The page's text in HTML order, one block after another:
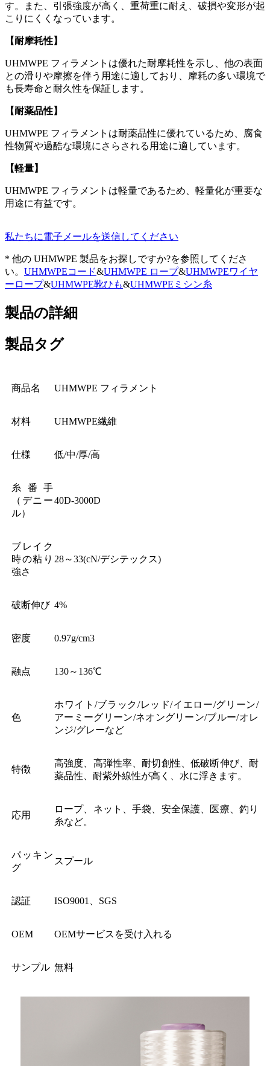
す。また、引張強度が高く、重荷重に耐え、破損や変形が起
こりにくくなっています。
【耐摩耗性】
UHMWPE フィラメントは優れた耐摩耗性を示し、他の表面
との滑りや摩擦を伴う用途に適しており、摩耗の多い環境で
も長寿命と耐久性を保証します。
【耐薬品性】
UHMWPE フィラメントは耐薬品性に​​優れているため、腐食
性物質や過酷な環境にさらされる用途に適しています。
【軽量】
UHMWPE フィラメントは軽量であるため、軽量化が重要な
用途に有益です。
私たちに電子メールを送信してください
* 他の UHMWPE 製品をお探しですか?を参照してくださ
い。 UHMWPEコード&UHMWPE ロープ&UHMWPEワイヤ
ーロープ&UHMWPE靴ひも&UHMWPEミシン糸
製品の詳細
製品タグ
商品名 UHMWPE フィラメント
材料 UHMWPE繊維
仕様 低/中/厚/高
糸番手
（デニー
ル）
40D-3000D
ブレイク
時の粘り
強さ
28～33(cN/デシテックス)
破断伸び 4%
密度 0.97g/cm3
融点 130～136℃
色
ホワイト/ブラック/レッド/イエロー/グリーン/
アーミーグリーン/ネオングリーン/ブルー/オレ
ンジ/グレーなど
特徴
高強度、高弾性率、耐切創性、低破断伸び、耐
薬品性、耐紫外線性が高く、水に浮きます。
応用
ロープ、ネット、手袋、安全保護、医療、釣り
糸など。
パッキン
グ
スプール
認証 ISO9001、SGS
OEM OEMサービスを受け入れる
サンプル 無料